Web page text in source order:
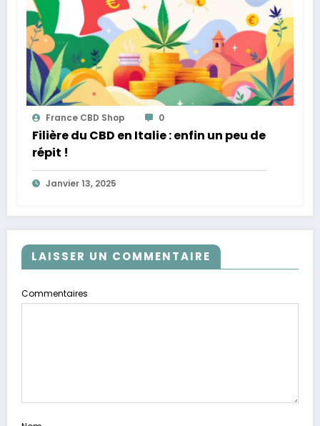
France CBD Shop 0
Filière du CBD en Italie : enfin un peu de
répit !
Janvier 13, 2025
LAISSER UN COMMENTAIRE
Commentaires